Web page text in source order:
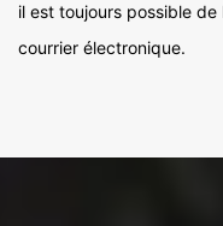
il est toujours possible
courrier électronique.